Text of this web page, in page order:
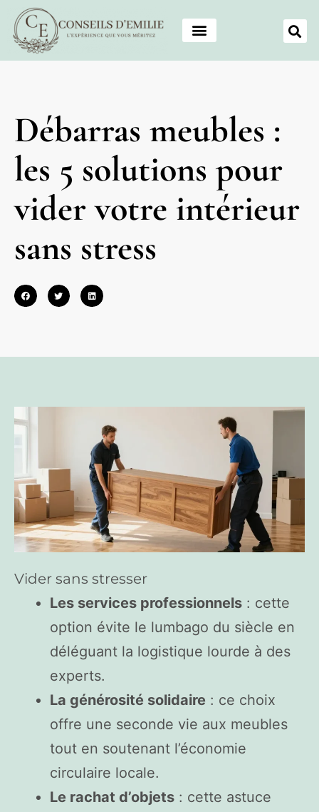
Débarras meubles :
les 5 solutions pour
vider votre intérieur
sans stress
Vider sans stresser
Les services professionnels : cette
option évite le lumbago du siècle en
déléguant la logistique lourde à des
experts.
La générosité solidaire : ce choix
offre une seconde vie aux meubles
tout en soutenant l’économie
circulaire locale.
Le rachat d’objets : cette astuce